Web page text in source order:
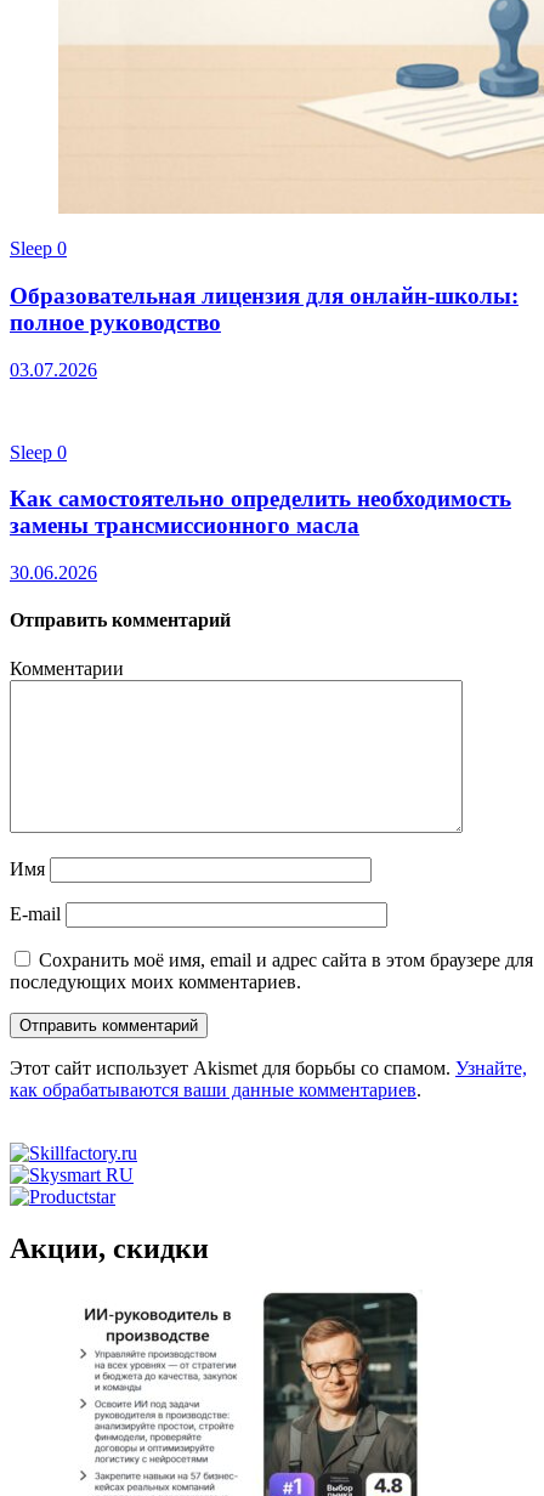
Sleep 0
Образовательная лицензия для онлайн-школы:
полное руководство
03.07.2026
Sleep 0
Как самостоятельно определить необходимость
замены трансмиссионного масла
30.06.2026
Отправить комментарий
Комментарии
Имя
E-mail
Сохранить моё имя, email и адрес сайта в этом браузере для
последующих моих комментариев.
Этот сайт использует Akismet для борьбы со спамом. Узнайте,
как обрабатываются ваши данные комментариев.
Акции, скидки